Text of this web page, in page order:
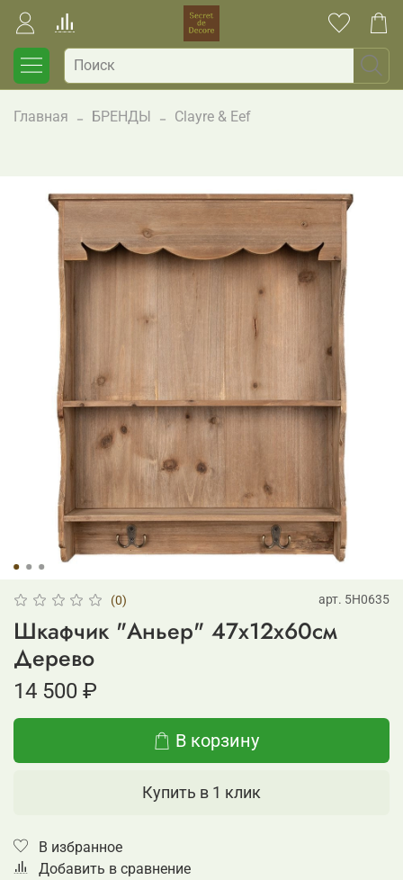
Главная БРЕНДЫ Clayre & Eef
(0) арт. 5H0635
Шкафчик "Аньер" 47x12x60см
Дерево
14 500 ₽
В корзину
Купить в 1 клик
В избранное
Добавить в сравнение